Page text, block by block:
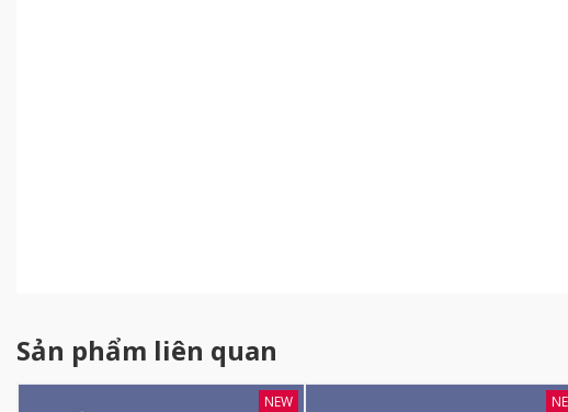
Sản phẩm liên quan
NEW